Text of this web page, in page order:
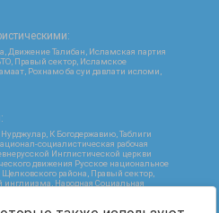
Движение Талибан, Исламская партия
Правый сектор, Исламское
Рохнамо ба суи давлати исломи,
К Богодержавию, Таблиги
социалистическая рабочая
Инглистической церкви
движения Русское национальное
района, Правый сектор,
инглиизма, Народная Социальная